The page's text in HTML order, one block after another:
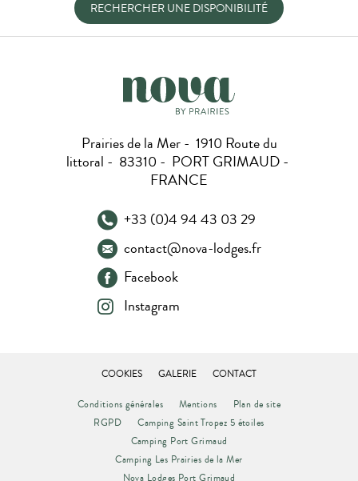
RECHERCHER UNE DISPONIBILITÉ
Prairies de la Mer - 1910 Route du
littoral - 83310 - PORT GRIMAUD -
FRANCE
+33 (0)4 94 43 03 29
contact@nova-lodges.fr
Facebook
Instagram
COOKIES GALERIE CONTACT
Conditions générales Mentions
Plan de site
RGPD
Camping Saint Tropez 5 étoiles
Camping Port Grimaud
Camping Les Prairies de la Mer
Nova Lodges Port Grimaud